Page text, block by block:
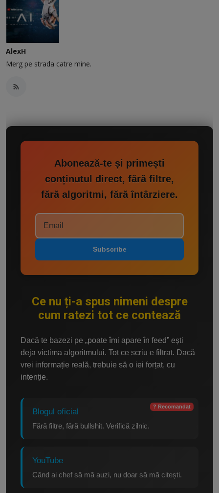
AlexH
Merg pe strada catre mine.
Abonează-te și primești
conținutul direct, fără filtre,
fără algoritmi, fără întârziere.
Subscribe
Ce nu ți-a spus nimeni despre
cum ratezi tot ce contează
Dacă te bazezi pe „poate îmi apare în feed” ești
deja victima algoritmului. Tot ce scriu e filtrat. Dacă
vrei informație reală, trebuie să o iei forțat, cu
intenție.
Blogul oficial
? Recomandat
Fără filtre, fără bullshit. Verifică zilnic.
YouTube
Când ai chef să mă auzi, nu doar să mă citești.